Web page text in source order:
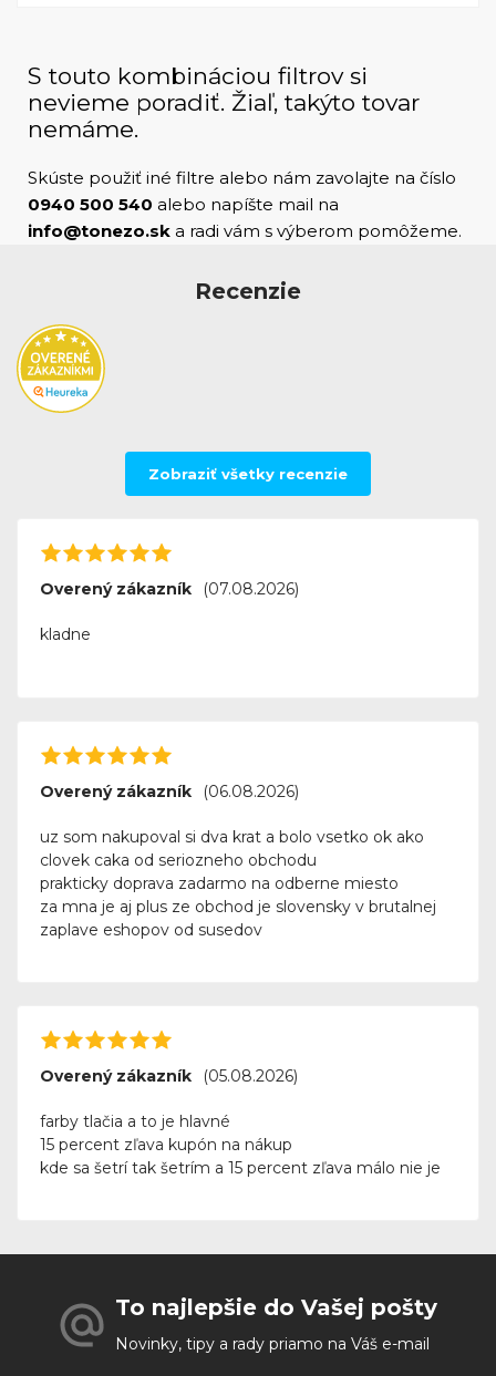
náročných potrieb moderných kancelárskych
prostredí. HP LaserJet 4100dtn - výkon a spoľahlivosť
v jednom.
S touto kombináciou filtrov si
nevieme poradiť. Žiaľ, takýto tovar
nemáme.
Skúste použiť iné filtre alebo nám zavolajte na číslo
0940 500 540 alebo napíšte mail na
info@tonezo.sk a radi vám s výberom pomôžeme.
Recenzie
Zobraziť všetky recenzie
Overený zákazník (07.08.2026)
kladne
Overený zákazník (06.08.2026)
uz som nakupoval si dva krat a bolo vsetko ok ako
clovek caka od seriozneho obchodu
prakticky doprava zadarmo na odberne miesto
za mna je aj plus ze obchod je slovensky v brutalnej
zaplave eshopov od susedov
Overený zákazník (05.08.2026)
farby tlačia a to je hlavné
15 percent zľava kupón na nákup
kde sa šetrí tak šetrím a 15 percent zľava málo nie je
To najlepšie do Vašej pošty
Novinky, tipy a rady priamo na Váš e-mail